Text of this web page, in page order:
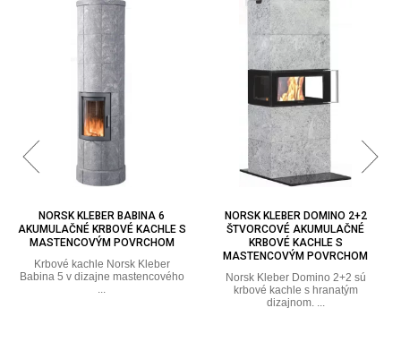
NORSK KLEBER DOMINO 2+2
ŠTVORCOVÉ AKUMULAČNÉ
KRBOVÉ KACHLE S
Norsk Kleber Domino 2+2 sú
krbové kachle s hranatým
NORSK KLEBER DOMINO 2+3
AKUMULAČNÉ KRBOVÉ KACHLE
SO ŠTVORCOVÝM DIZAJNOM
Norsk Kleber Domino 2+3
akumulačné krbové kachle so
štvorcovým ...